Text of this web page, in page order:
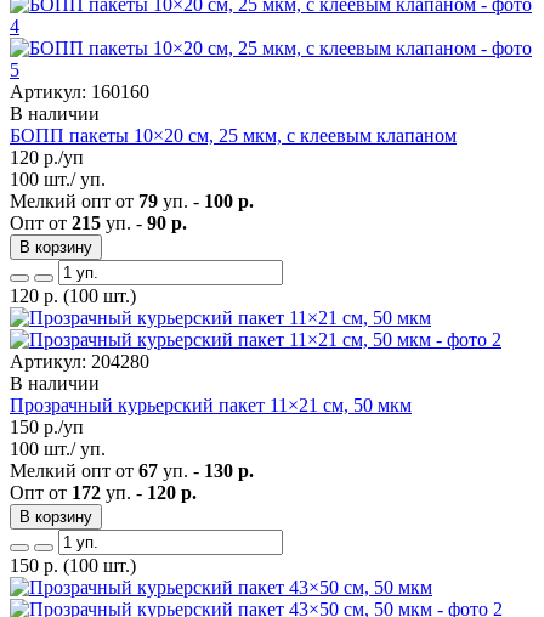
Артикул: 160160
В наличии
БОПП пакеты 10×20 см, 25 мкм, с клеевым клапаном
120 р./уп
100 шт./ уп.
Мелкий опт от 79 уп. - 100 р.
Опт от 215 уп. - 90 р.
В корзину
120 р. (100 шт.)
Артикул: 204280
В наличии
Прозрачный курьерский пакет 11×21 см, 50 мкм
150 р./уп
100 шт./ уп.
Мелкий опт от 67 уп. - 130 р.
Опт от 172 уп. - 120 р.
В корзину
150 р. (100 шт.)